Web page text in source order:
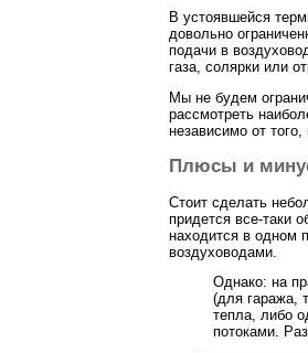
В устоявшейся
довольно
подачи в
газа, солярки или
Мы не будем
рассмотреть
независимо от
Плюсы и
Стоит сделать
придется все-таки
находится в одном
воздуховодами.
Однако: на
(для гаража,
тепла, либо
потоками.